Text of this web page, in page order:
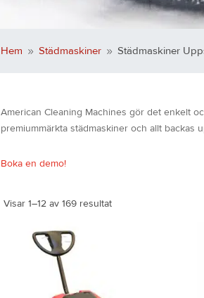
Hem 9 Städmaskiner 9 Städmaskiner
American Cleaning Machines gör det enkelt
premiummärkta städmaskiner och allt backas
Boka en demo!
Visar 1–12 av 169 resultat